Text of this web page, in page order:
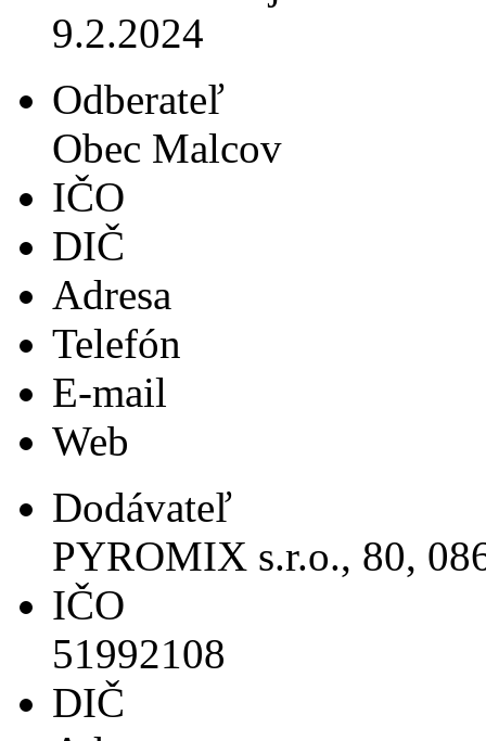
9.2.2024
Odberateľ
Obec Malcov
IČO
DIČ
Adresa
Telefón
E-mail
Web
Dodávateľ
PYROMIX s.r.o., 80,
IČO
51992108
DIČ